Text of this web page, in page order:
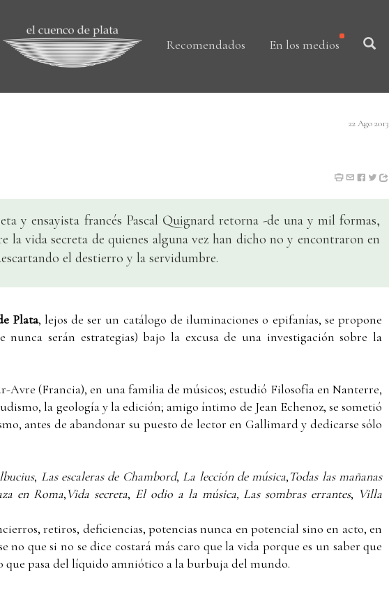
Recomendados En los medios
22 Ago 2013
y ensayista francés Pascal Quignard retorna -de una y mil formas,
la vida secreta de quienes alguna vez han dicho no y encontraron en
el destierro y la servidumbre.
Plata, lejos de ser un catálogo de iluminaciones o epifanías, se propone
nunca serán estrategias) bajo la excusa de una investigación sobre la
Avre (Francia), en una familia de músicos; estudió Filosofía en Nanterre,
la geología y la edición; amigo íntimo de Jean Echenoz, se sometió
antes de abandonar su puesto de lector en Gallimard y dedicarse sólo
, Las escaleras de Chambord, La lección de música,Todas las mañanas
en Roma,Vida secreta, El odio a la música, Las sombras errantes, Villa
retiros, deficiencias, potencias nunca en potencial sino en acto, en
no que si no se dice costará más caro que la vida porque es un saber que
que pasa del líquido amniótico a la burbuja del mundo.